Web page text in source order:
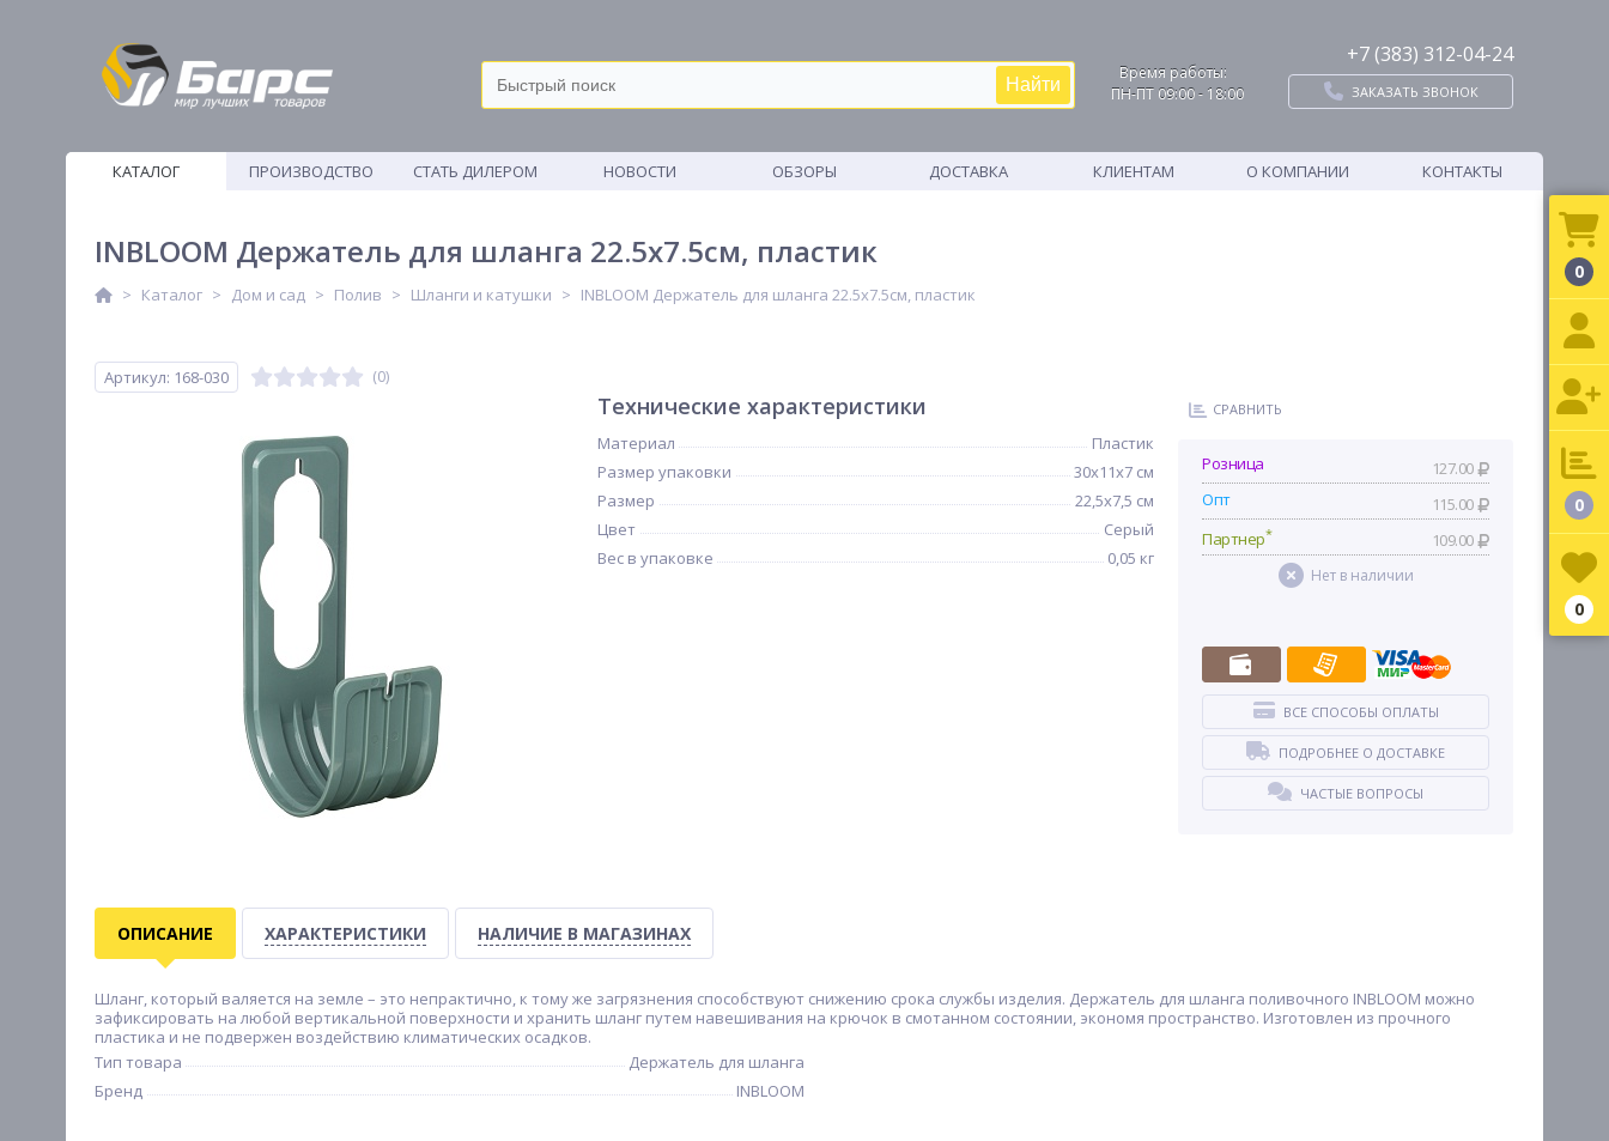
Найти
Время работы:
ПН-ПТ 09:00 - 18:00
+7 (383) 312-04-24
ЗАКАЗАТЬ ЗВОНОК
КАТАЛОГ
ПРОИЗВОДСТВО
СТАТЬ ДИЛЕРОМ НОВОСТИ ОБЗОРЫ ДОСТАВКА КЛИЕНТАМ О КОМПАНИИ КОНТАКТЫ
INBLOOM Держатель для шланга 22.5x7.5см, пластик
Каталог Дом и сад Полив Шланги и катушки INBLOOM Держатель для шланга 22.5x7.5см, пластик
Артикул: 168-030 (0)
Технические характеристики
Материал
Пластик
Размер упаковки
30х11х7 см
Размер
22,5x7,5 см
Цвет
Серый
Вес в упаковке
0,05 кг
СРАВНИТЬ
Розница
127.00
Опт
115.00
Партнер* 109.00
Нет в наличии
ВСЕ СПОСОБЫ ОПЛАТЫ
ПОДРОБНЕЕ О ДОСТАВКЕ
ЧАСТЫЕ ВОПРОСЫ
ОПИСАНИЕ ХАРАКТЕРИСТИКИ НАЛИЧИЕ В МАГАЗИНАХ
Шланг, который валяется на земле – это непрактично, к тому же загрязнения способствуют снижению срока службы изделия. Держатель для шланга поливочного INBLOOM можно
зафиксировать на любой вертикальной поверхности и хранить шланг путем навешивания на крючок в смотанном состоянии, экономя пространство. Изготовлен из прочного
пластика и не подвержен воздействию климатических осадков.
Тип товара
Держатель для шланга
Бренд
INBLOOM
0
0
0